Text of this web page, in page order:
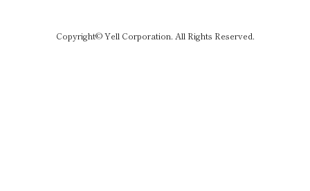
Copyright© Yell Corporation. All Rights Reserved.